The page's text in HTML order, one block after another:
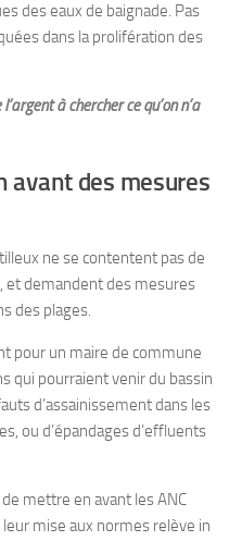
des eaux de baignade. Pas
dans la prolifération des
à chercher ce qu’on n’a
avant des mesures
ne se contentent pas de
et demandent des mesures
des plages.
pour un maire de commune
qui pourraient venir du bassin
d’assainissement dans les
ou d’épandages d’effluents
mettre en avant les ANC
mise aux normes relève in